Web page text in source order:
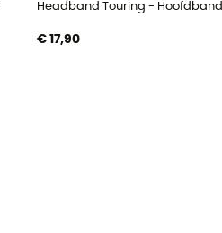
Headband Touring - Hoofdband
€ 17,90